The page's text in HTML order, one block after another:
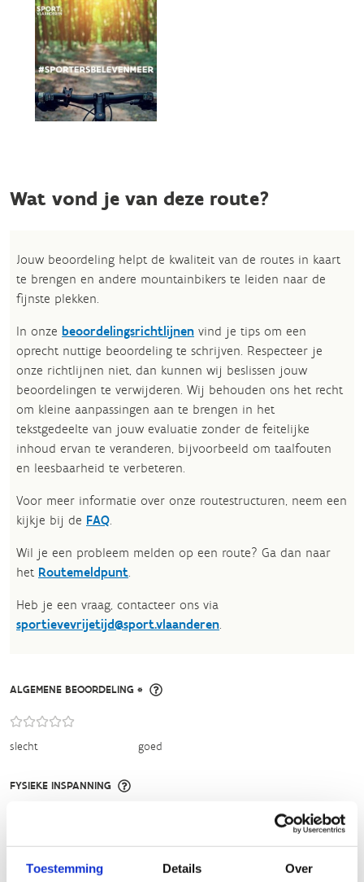
Toestemming Details Over
Wat vond je van deze route?
Jouw beoordeling helpt de kwaliteit van de routes in kaart
te brengen en andere mountainbikers te leiden naar de
fijnste plekken.
In onze beoordelingsrichtlijnen vind je tips om een
oprecht nuttige beoordeling te schrijven. Respecteer je
onze richtlijnen niet, dan kunnen wij beslissen jouw
beoordelingen te verwijderen. Wij behouden ons het recht
om kleine aanpassingen aan te brengen in het
tekstgedeelte van jouw evaluatie zonder de feitelijke
inhoud ervan te veranderen, bijvoorbeeld om taalfouten
en leesbaarheid te verbeteren.​
Voor meer informatie over onze routestructuren, neem een
kijkje bij de FAQ.
Wil je een probleem melden op een route? Ga dan naar
het Routemeldpunt.
Heb je een vraag, contacteer ons via
sportievevrijetijd@sport.vlaanderen.​
ALGEMENE BEOORDELING *
slecht goed
FYSIEKE INSPANNING